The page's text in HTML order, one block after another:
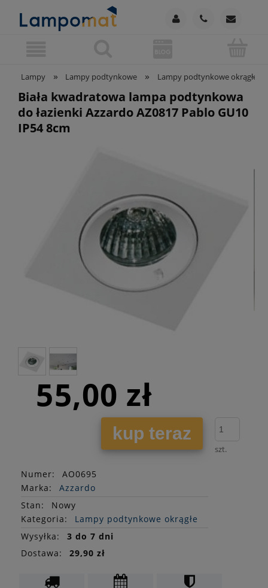
Lampy » Lampy podtynkowe » Lampy podtynkowe okrągłe
Biała kwadratowa lampa podtynkowa
do łazienki Azzardo AZ0817 Pablo GU10
IP54 8cm
55,00 zł
kup teraz
szt.
Numer:
AO0695
Marka:
Azzardo
Stan:
Nowy
Kategoria:
Lampy podtynkowe okrągłe
Wysyłka:
3 do 7 dni
Dostawa:
29,90 zł